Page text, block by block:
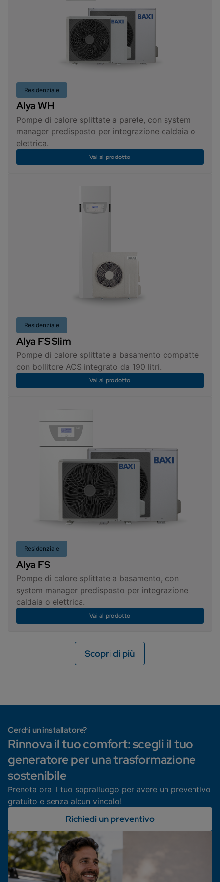
Residenziale
Alya WH
Pompe di calore splittate a parete, con system
manager predisposto per integrazione caldaia o
elettrica.
Vai al prodotto
Residenziale
Alya FS Slim
Pompe di calore splittate a basamento compatte
con bollitore ACS integrato da 190 litri.
Vai al prodotto
Residenziale
Alya FS
Pompe di calore splittate a basamento, con
system manager predisposto per integrazione
caldaia o elettrica.
Vai al prodotto
Scopri di più
Cerchi un installatore?
Rinnova il tuo comfort: scegli il tuo
generatore per una trasformazione
sostenibile
Prenota ora il tuo sopralluogo per avere un preventivo
gratuito e senza alcun vincolo!
Richiedi un preventivo